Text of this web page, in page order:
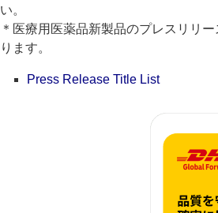
い。
＊医療用医薬品新製品のプレスリリ
ります。
Press Release Title List